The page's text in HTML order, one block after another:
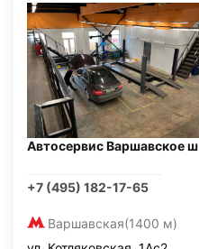
Автосервис Варшавское ш
+7 (495) 182-17-65
Варшавская(1400 м)